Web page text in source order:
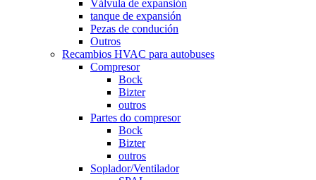
Válvula de expansión
tanque de expansión
Pezas de condución
Outros
Recambios HVAC para autobuses
Compresor
Bock
Bizter
outros
Partes do compresor
Bock
Bizter
outros
Soplador/Ventilador